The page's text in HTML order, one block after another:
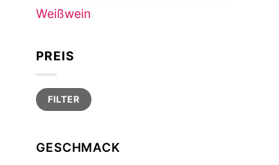
Weißwein
PREIS
Min.
Preis
Max.
PreisFILTER
GESCHMACK